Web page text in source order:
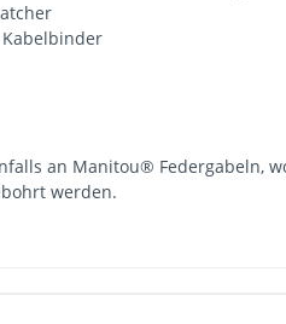
Kabelbinder
an Manitou® Federgabeln,
werden.